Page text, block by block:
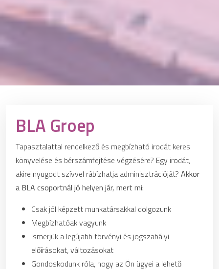
BLA Groep
Tapasztalattal rendelkező és megbízható irodát keres
könyvelése és bérszámfejtése végzésére? Egy irodát,
akire nyugodt szívvel rábízhatja adminisztrációját? Akkor
a BLA csoportnál jó helyen jár, mert mi:
Csak jól képzett munkatársakkal dolgozunk
Megbízhatóak vagyunk
Ismerjük a legújabb törvényi és jogszabályi
előírásokat, változásokat
Gondoskodunk róla, hogy az Ön ügyei a lehető